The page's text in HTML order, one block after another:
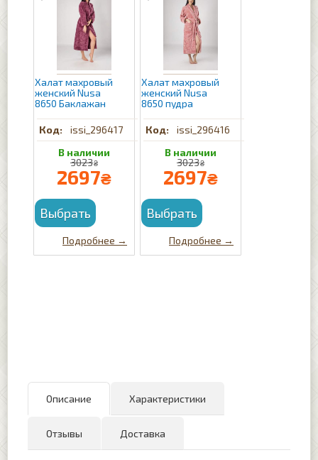
Халат махровый
женский Nusa
8650 Баклажан
issi_296417
3023₴
2697₴
Халат махровый
женский Nusa
8650 пудра
issi_296416
3023₴
2697₴
Описание Характеристики
Отзывы Доставка